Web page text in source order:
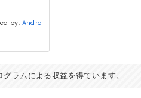
by: Andro
ラムによる収益を得ています。